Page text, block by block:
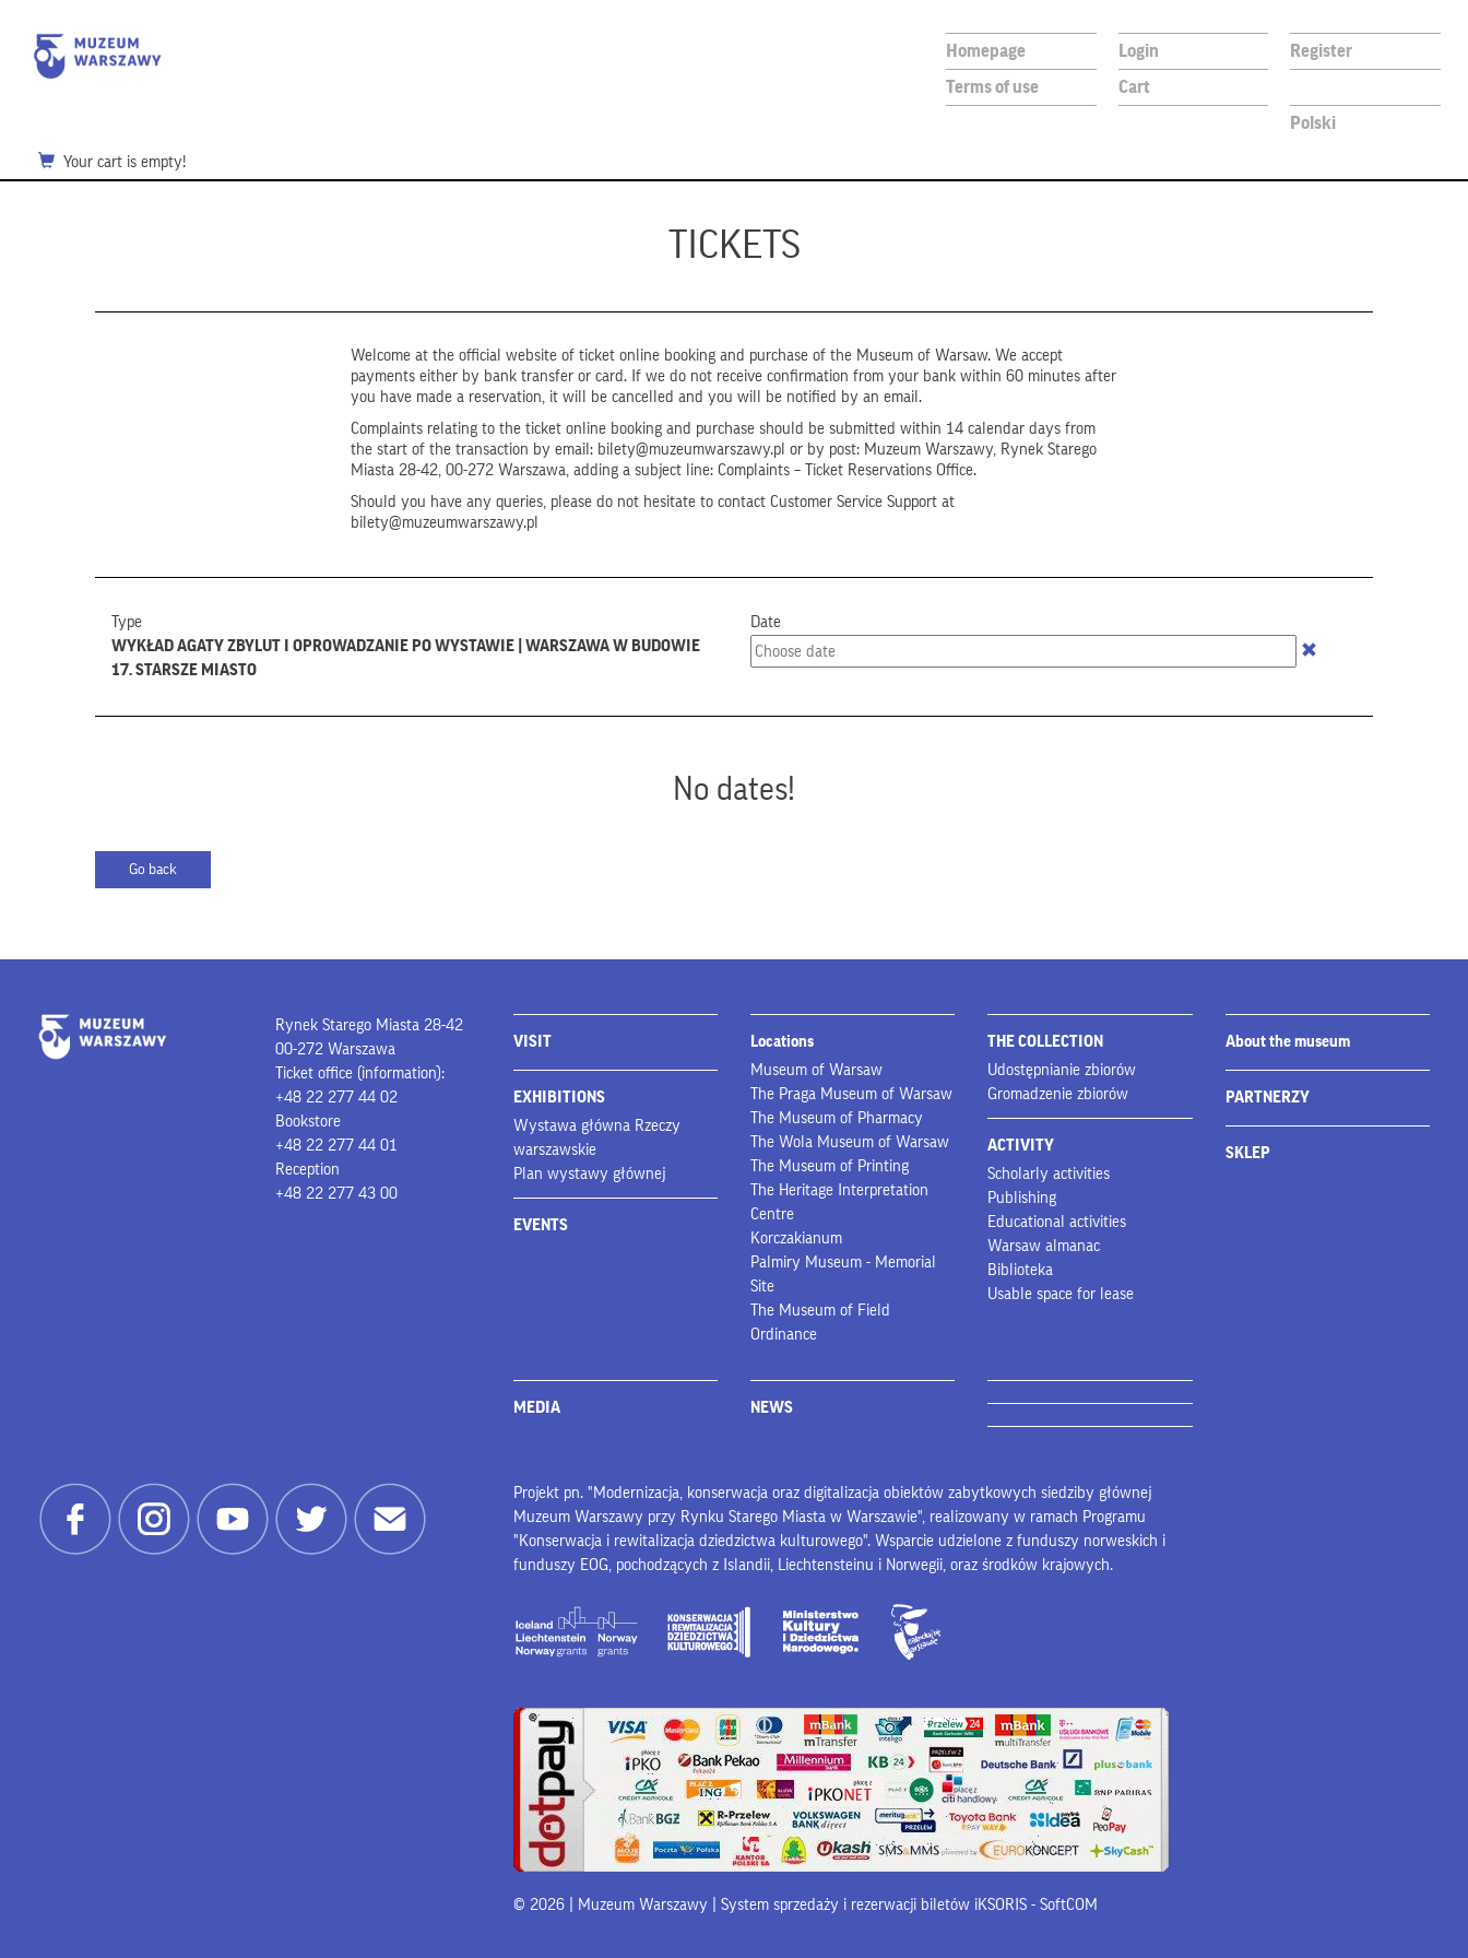
Homepage Login
Register
Terms of use
Cart
Polski
Your cart is empty!
TICKETS
Welcome at the official website of ticket online booking and purchase of the Museum of Warsaw. We accept
payments either by bank transfer or card. If we do not receive confirmation from your bank within 60 minutes after
you have made a reservation, it will be cancelled and you will be notified by an email.
Complaints relating to the ticket online booking and purchase should be submitted within 14 calendar days from
the start of the transaction by email: bilety@muzeumwarszawy.pl or by post: Muzeum Warszawy, Rynek Starego
Miasta 28-42, 00-272 Warszawa, adding a subject line: Complaints – Ticket Reservations Office.
Should you have any queries, please do not hesitate to contact Customer Service Support at
bilety@muzeumwarszawy.pl
Type
WYKŁAD AGATY ZBYLUT I OPROWADZANIE PO WYSTAWIE | WARSZAWA W BUDOWIE
17. STARSZE MIASTO
Date
No dates!
Rynek Starego Miasta 28-42
00-272 Warszawa
Ticket office (information):
+48 22 277 44 02
Bookstore
+48 22 277 44 01
Reception
+48 22 277 43 00
VISIT
EXHIBITIONS
Wystawa główna Rzeczy
warszawskie
Plan wystawy głównej
EVENTS
Locations
Museum of Warsaw
The Praga Museum of Warsaw
The Museum of Pharmacy
The Wola Museum of Warsaw
The Museum of Printing
The Heritage Interpretation
Centre
Korczakianum
Palmiry Museum - Memorial
Site
The Museum of Field
Ordinance
THE COLLECTION
Udostępnianie zbiorów
Gromadzenie zbiorów
ACTIVITY
Scholarly activities
Publishing
Educational activities
Warsaw almanac
Biblioteka
Usable space for lease
About the museum
PARTNERZY
SKLEP
MEDIA NEWS
Projekt pn. "Modernizacja, konserwacja oraz digitalizacja obiektów zabytkowych siedziby głównej
Muzeum Warszawy przy Rynku Starego Miasta w Warszawie", realizowany w ramach Programu
"Konserwacja i rewitalizacja dziedzictwa kulturowego". Wsparcie udzielone z funduszy norweskich i
funduszy EOG, pochodzących z Islandii, Liechtensteinu i Norwegii, oraz środków krajowych.
© 2026 | Muzeum Warszawy | System sprzedaży i rezerwacji biletów iKSORIS- SoftCOM